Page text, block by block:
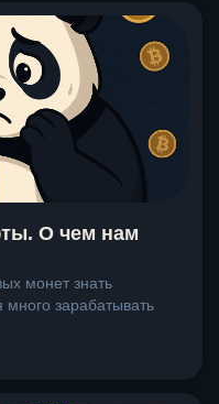
О чем нам
монет знать
зарабатывать